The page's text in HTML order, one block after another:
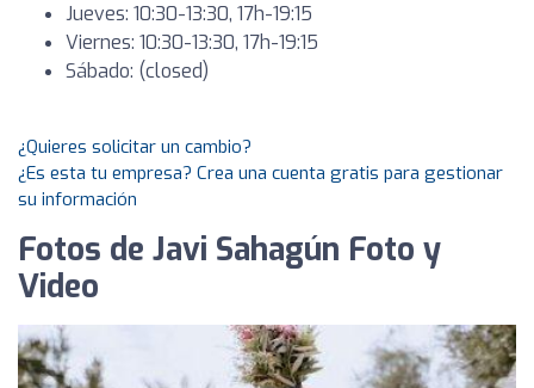
Jueves: 10:30-13:30, 17h-19:15
Viernes: 10:30-13:30, 17h-19:15
Sábado: (closed)
¿Quieres solicitar un cambio?
¿Es esta tu empresa? Crea una cuenta gratis para gestionar
su información
Fotos de Javi Sahagún Foto y
Video